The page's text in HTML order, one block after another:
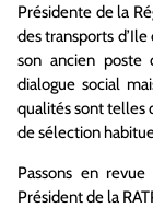
Présidente de la
des transports
son ancien poste
dialogue social
qualités sont telles
de sélection
Passons en
Président de la